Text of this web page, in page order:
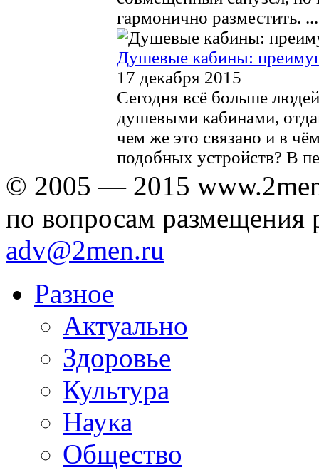
гармонично разместить. ...
Душевые кабины:
17 декабря 2015
Сегодня всё больше
душевыми кабинами,
чем же это связано и в
подобных устройств? В
© 2005 — 2015
по вопросам размещения
adv@2men.ru
Разное
Актуально
Здоровье
Культура
Наука
Общество